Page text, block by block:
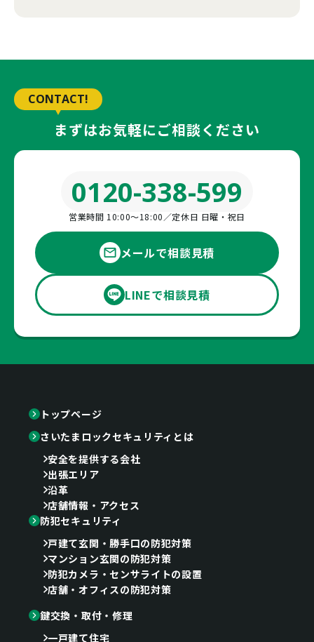
CONTACT!
まずはお気軽にご相談ください
0120-338-599
営業時間 10:00〜18:00／定休日 日曜・祝日
メールで相談見積
LINEで相談見積
トップページ
さいたまロックセキュリティとは
安全を提供する会社
出張エリア
沿革
店舗情報・アクセス
防犯セキュリティ
戸建て玄関・勝手口の防犯対策
マンション玄関の防犯対策
防犯カメラ・センサライトの設置
店舗・オフィスの防犯対策
鍵交換・取付・修理
一戸建て住宅